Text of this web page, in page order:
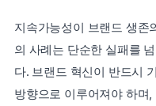
지속가능성이 브랜드 생존
의 사례는 단순한 실패를
다. 브랜드 혁신이 반드시
방향으로 이루어져야 하며